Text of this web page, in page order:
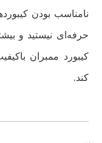
نامناسب بودن
حرفه‌ای نیستید و
کیبورد ممبران
کند.